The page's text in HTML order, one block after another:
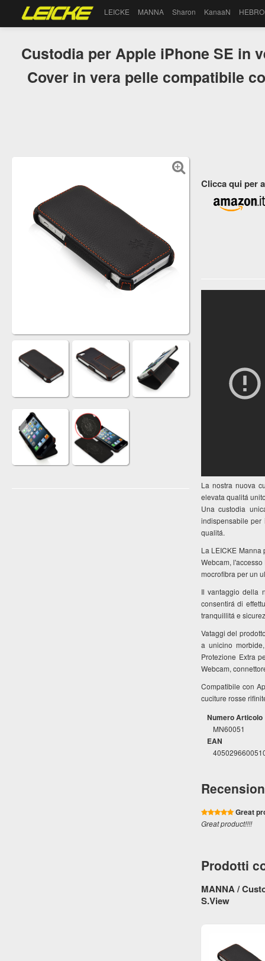
LEICKE MANNA Sharon KanaaN
Custodia per Apple iPhone SE in
Cover in vera pelle compatibile
Clicca qui per
La nostra nuova
elevata qualitá
Una custodia
indispensabile
qualitá.
La LEICKE Manna
Webcam,
mocrofibra per un
Il vantaggio della
consentirá di
tranquillitá e
Vataggi del
a unicino
Protezione Extra
Webcam,
Compatibile con
cuciture rosse
Numero Articolo
MN60051
EAN
Great
Great product!!!!
Prodotti
MANNA /
S.View